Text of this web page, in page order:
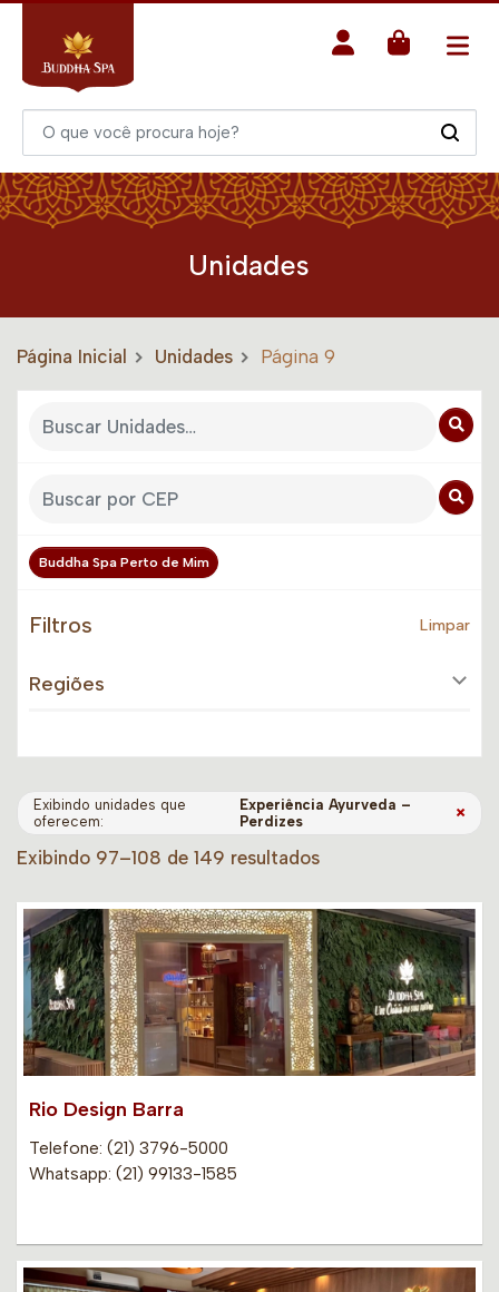
Unidades
Página Inicial Unidades Página 9
Buddha Spa Perto de Mim
Filtros Limpar
Regiões
Exibindo unidades que
oferecem:
Experiência Ayurveda –
Perdizes
×
Exibindo 97–108 de 149 resultados
Rio Design Barra
Telefone: (21) 3796-5000
Whatsapp: (21) 99133-1585